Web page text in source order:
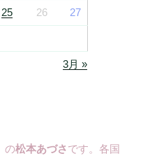
25 26 27
3月 »
の松本あづさです。各国